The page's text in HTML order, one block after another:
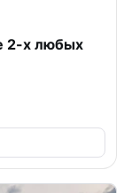
2-х любых